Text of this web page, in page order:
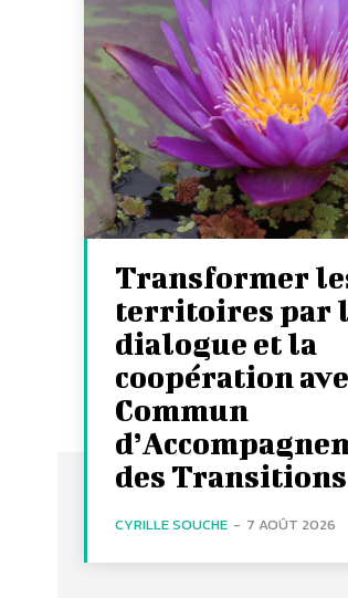
Transformer
territoires par
dialogue et la
coopération
Commun
des Transitions
CYRILLE SOUCHE - 7 AOÛT 2026